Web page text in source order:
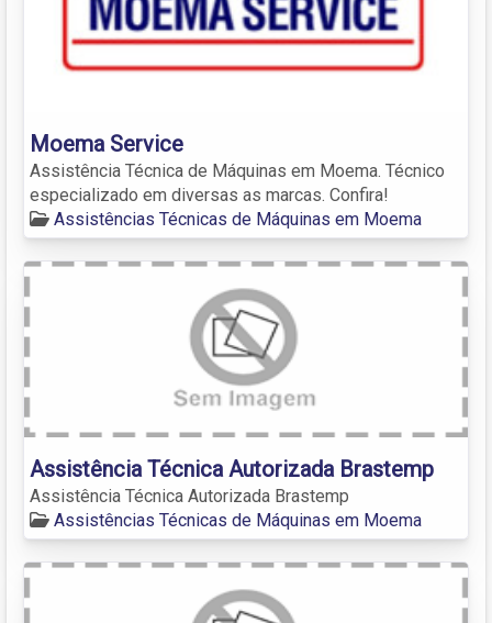
Moema Service
Assistência Técnica de Máquinas em Moema. Técnico
especializado em diversas as marcas. Confira!
Assistências Técnicas de Máquinas em Moema
Assistência Técnica Autorizada Brastemp
Assistência Técnica Autorizada Brastemp
Assistências Técnicas de Máquinas em Moema